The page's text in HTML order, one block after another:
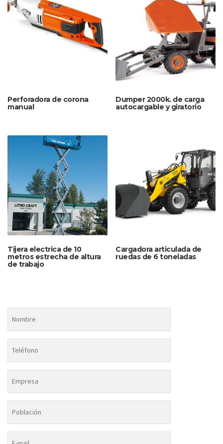
Perforadora de corona
manual
Dumper 2000k. de carga
autocargable y giratorio
Tijera electrica de 10
metros estrecha de altura
de trabajo
Cargadora articulada de
ruedas de 6 toneladas